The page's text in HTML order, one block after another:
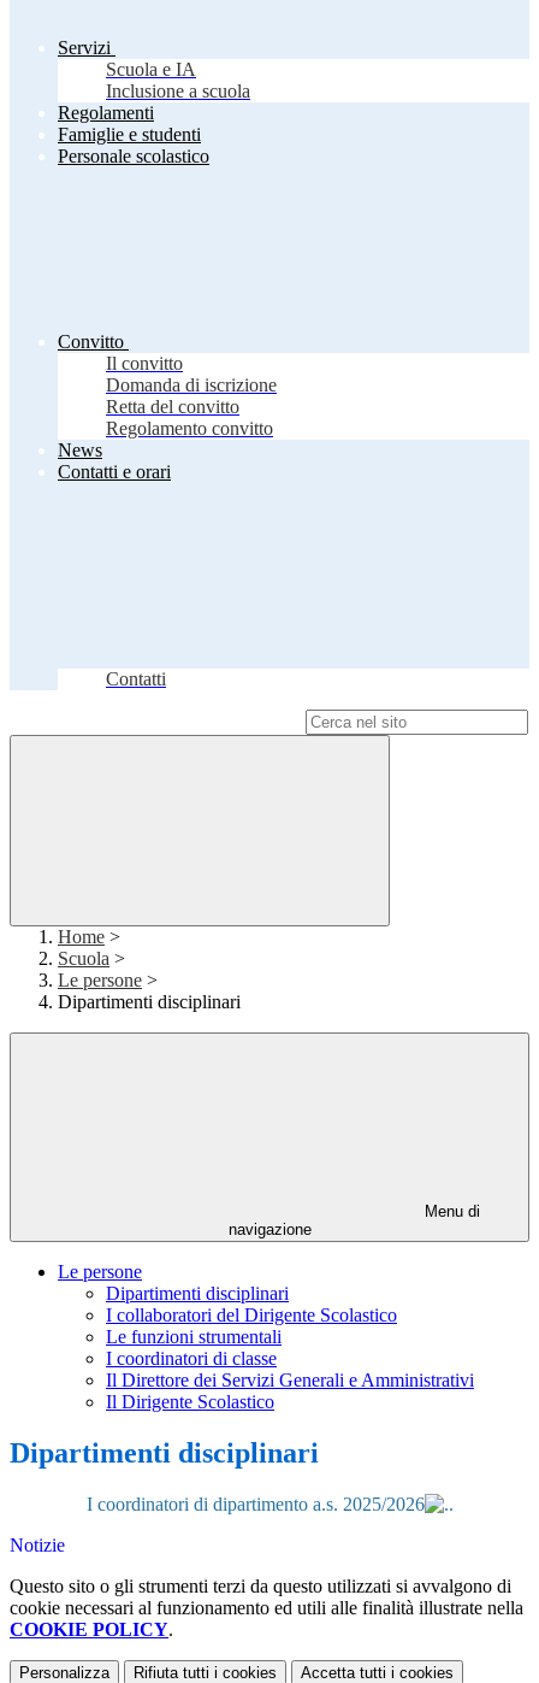
Servizi
Scuola e IA
Inclusione a scuola
Regolamenti
Famiglie e studenti
Personale scolastico
Convitto
Il convitto
Domanda di iscrizione
Retta del convitto
Regolamento convitto
News
Contatti e orari
Contatti
Home >
Scuola >
Le persone >
Dipartimenti disciplinari
Menu di
navigazione
Le persone
Dipartimenti disciplinari
I collaboratori del Dirigente Scolastico
Le funzioni strumentali
I coordinatori di classe
Il Direttore dei Servizi Generali e Amministrativi
Il Dirigente Scolastico
Dipartimenti disciplinari
I coordinatori di dipartimento a.s. 2025/2026
.
Notizie
Questo sito o gli strumenti terzi da questo utilizzati si avvalgono di
cookie necessari al funzionamento ed utili alle finalità illustrate nella
COOKIE POLICY.
Personalizza Rifiuta tutti i cookies Accetta tutti i cookies